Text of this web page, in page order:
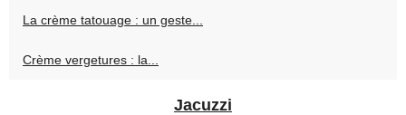
La crème tatouage : un geste...
Crème vergetures : la...
Jacuzzi